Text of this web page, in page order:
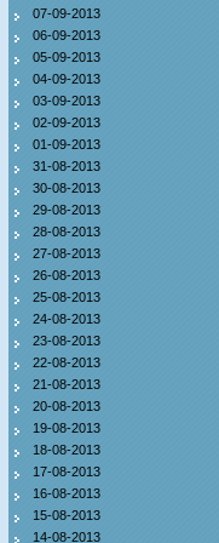
07-09-2013
06-09-2013
05-09-2013
04-09-2013
03-09-2013
02-09-2013
01-09-2013
31-08-2013
30-08-2013
29-08-2013
28-08-2013
27-08-2013
26-08-2013
25-08-2013
24-08-2013
23-08-2013
22-08-2013
21-08-2013
20-08-2013
19-08-2013
18-08-2013
17-08-2013
16-08-2013
15-08-2013
14-08-2013